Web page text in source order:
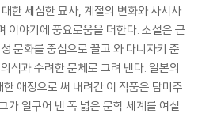
한 세심한 묘사, 계절의 변화와 사시사
이야기에 풍요로움을 더한다. 소설은 근
문화를 중심으로 끌고 와 다니자키 준
식과 수려한 문체로 그려 낸다. 일본의
애정으로 써 내려간 이 작품은 탐미주
가 일구어 낸 폭 넓은 문학 세계를 여실